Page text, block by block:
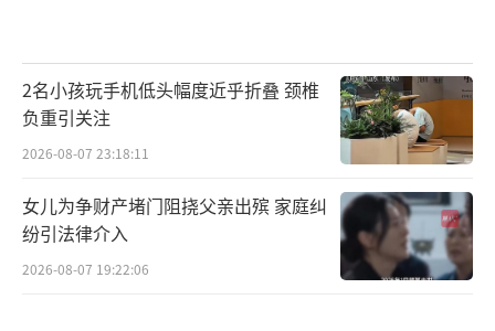
2名小孩玩手机低头幅度近乎折叠 颈椎
负重引关注
2026-08-07 23:18:11
女儿为争财产堵门阻挠父亲出殡 家庭纠
纷引法律介入
2026-08-07 19:22:06